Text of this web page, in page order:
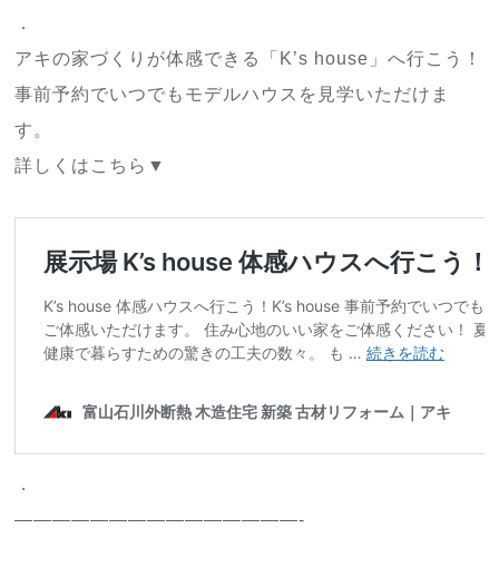
．
アキの家づくりが体感できる「K’s house」へ行こう！
事前予約でいつでもモデルハウスを見学いただけま
す。
詳しくはこちら▼
．
———————————————-